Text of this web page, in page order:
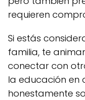
requieren
Si estás
familia, te
conectar con
la educación en
honestamente